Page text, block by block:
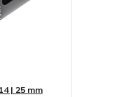
| 25 mm